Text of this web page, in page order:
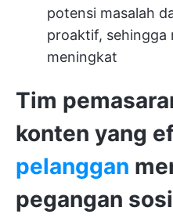
potensi masalah
proaktif, sehingga
meningkat
Tim
konten yang
pelanggan
pegangan